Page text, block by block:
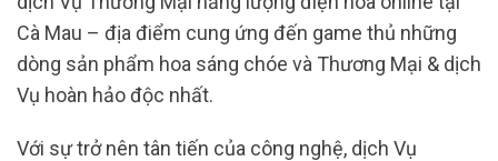
Cà Mau – địa điểm cung ứng đến game thủ những
dòng sản phẩm hoa sáng chóe và Thương Mại & dịch
Vụ hoàn hảo độc nhất.
Với sự trở nên tân tiến của công nghệ, dịch Vụ